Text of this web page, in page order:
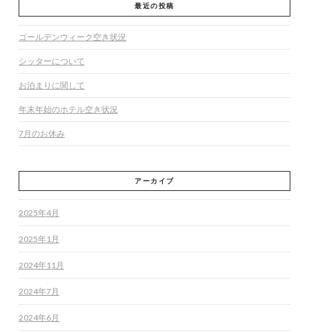
最近の投稿
ゴールデンウィーク空き状況
シッターについて
お泊まりに関して
年末年始のホテル空き状況
7月のお休み
アーカイブ
2025年4月
2025年1月
2024年11月
2024年7月
2024年6月